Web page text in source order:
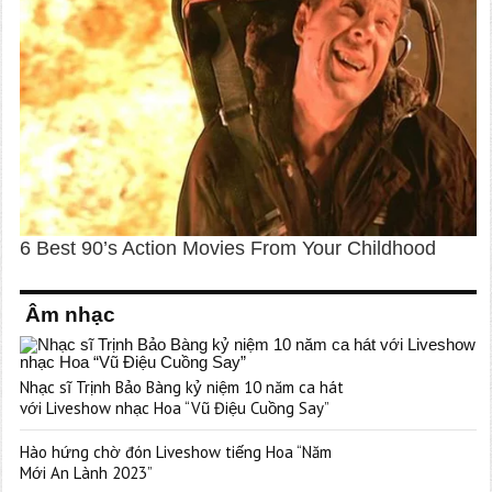
Âm nhạc
Nhạc sĩ Trịnh Bảo Bàng kỷ niệm 10 năm ca hát
với Liveshow nhạc Hoa “Vũ Điệu Cuồng Say”
Hào hứng chờ đón Liveshow tiếng Hoa “Năm
Mới An Lành 2023”